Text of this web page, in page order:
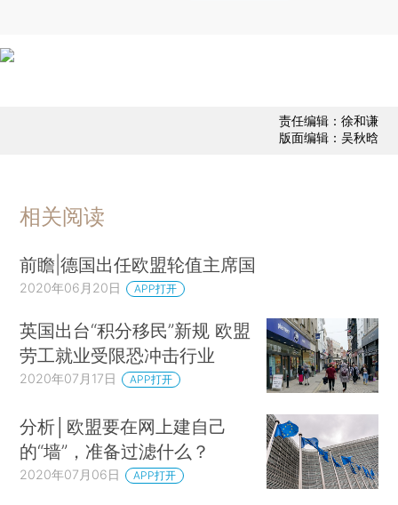
责任编辑：徐和谦
版面编辑：吴秋晗
相关阅读
前瞻|德国出任欧盟轮值主席国
2020年06月20日 APP打开
英国出台“积分移民”新规 欧盟
劳工就业受限恐冲击行业
2020年07月17日 APP打开
分析│欧盟要在网上建自己
的“墙”，准备过滤什么？
2020年07月06日 APP打开